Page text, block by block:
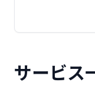
サービス